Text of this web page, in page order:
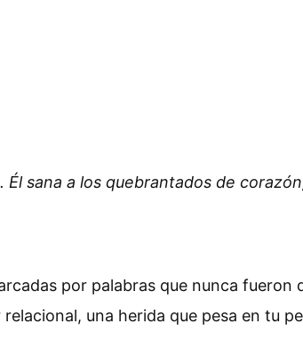
sana a los quebrantados de
por palabras que nunca
una herida que pesa en tu